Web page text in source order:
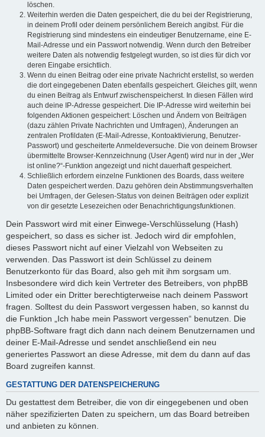
löschen.
Weiterhin werden die Daten gespeichert, die du bei der Registrierung,
in deinem Profil oder deinem persönlichem Bereich angibst. Für die
Registrierung sind mindestens ein eindeutiger Benutzername, eine E-
Mail-Adresse und ein Passwort notwendig. Wenn durch den Betreiber
weitere Daten als notwendig festgelegt wurden, so ist dies für dich vor
deren Eingabe ersichtlich.
Wenn du einen Beitrag oder eine private Nachricht erstellst, so werden
die dort eingegebenen Daten ebenfalls gespeichert. Gleiches gilt, wenn
du einen Beitrag als Entwurf zwischenspeicherst. In diesen Fällen wird
auch deine IP-Adresse gespeichert. Die IP-Adresse wird weiterhin bei
folgenden Aktionen gespeichert: Löschen und Ändern von Beiträgen
(dazu zählen Private Nachrichten und Umfragen), Änderungen an
zentralen Profildaten (E-Mail-Adresse, Kontoaktivierung, Benutzer-
Passwort) und gescheiterte Anmeldeversuche. Die von deinem Browser
übermittelte Browser-Kennzeichnung (User Agent) wird nur in der „Wer
ist online?“-Funktion angezeigt und nicht dauerhaft gespeichert.
Schließlich erfordern einzelne Funktionen des Boards, dass weitere
Daten gespeichert werden. Dazu gehören dein Abstimmungsverhalten
bei Umfragen, der Gelesen-Status von deinen Beiträgen oder explizit
von dir gesetzte Lesezeichen oder Benachrichtigungsfunktionen.
Dein Passwort wird mit einer Einwege-Verschlüsselung (Hash)
gespeichert, so dass es sicher ist. Jedoch wird dir empfohlen,
dieses Passwort nicht auf einer Vielzahl von Webseiten zu
verwenden. Das Passwort ist dein Schlüssel zu deinem
Benutzerkonto für das Board, also geh mit ihm sorgsam um.
Insbesondere wird dich kein Vertreter des Betreibers, von phpBB
Limited oder ein Dritter berechtigterweise nach deinem Passwort
fragen. Solltest du dein Passwort vergessen haben, so kannst du
die Funktion „Ich habe mein Passwort vergessen“ benutzen. Die
phpBB-Software fragt dich dann nach deinem Benutzernamen und
deiner E-Mail-Adresse und sendet anschließend ein neu
generiertes Passwort an diese Adresse, mit dem du dann auf das
Board zugreifen kannst.
GESTATTUNG DER DATENSPEICHERUNG
Du gestattest dem Betreiber, die von dir eingegebenen und oben
näher spezifizierten Daten zu speichern, um das Board betreiben
und anbieten zu können.